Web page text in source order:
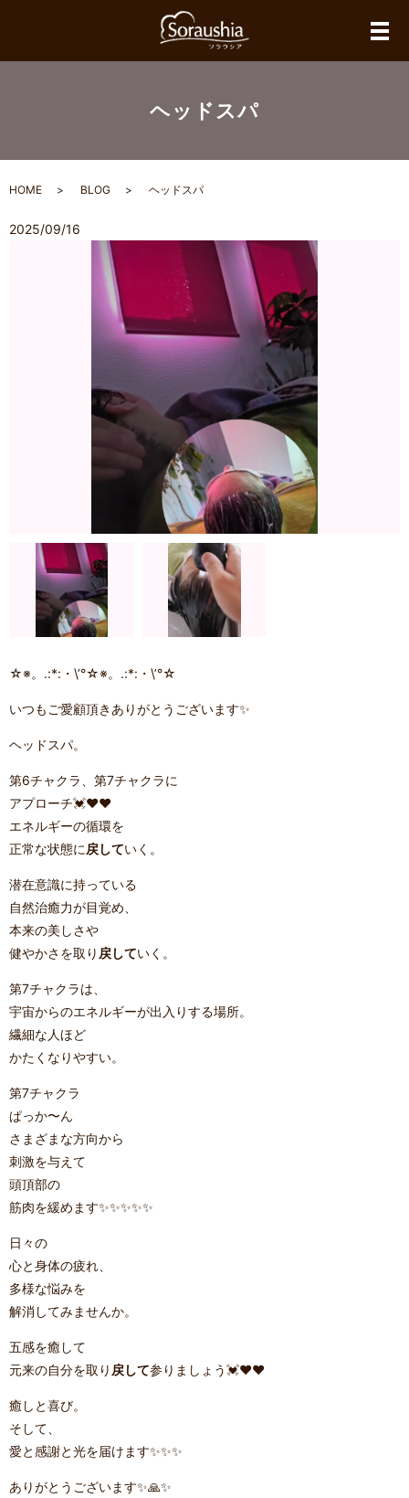
メ
ヘッドスパ
HOME BLOG ヘッドスパ
2025/09/16
☆※。.:*:・\’°☆※。.:*:・\’°☆
いつもご愛顧頂きありがとうございます✨
ヘッドスパ。
第6チャクラ、第7チャクラに
アプローチ💓❤️❤️
エネルギーの循環を
正常な状態に戻していく。
潜在意識に持っている
自然治癒力が目覚め、
本来の美しさや
健やかさを取り 戻していく。
第7チャクラは、
宇宙からのエネルギーが出入りする場所。
繊細な人ほど
かたくなりやすい。
第7チャクラ
ぱっか〜ん
さまざまな方向から
刺激を与えて
頭頂部の
筋肉を緩めます✨️✨️✨️✨️✨️
日々の
心と身体の疲れ、
多様な悩みを
解消してみませんか。
五感を癒して
元来の自分を取り 戻して参りましょう💓❤️❤️
癒しと喜び。
そして、
愛と感謝と光を届けます✨✨✨
ありがとうございます✨🙏✨